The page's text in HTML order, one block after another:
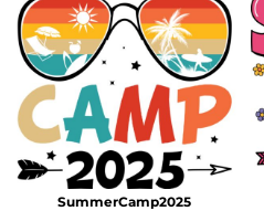
SummerCamp2025